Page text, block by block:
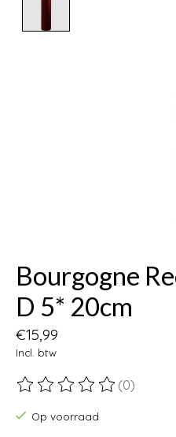
Bourgogne
D 5* 20cm
€15,99
Incl. btw
De beoordeling van dit
(0)
Op voorraad